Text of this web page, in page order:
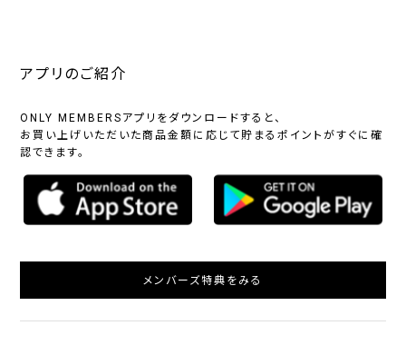
アプリのご紹介
ONLY MEMBERSアプリをダウンロードすると、
お買い上げいただいた商品金額に応じて貯まるポイントがすぐに確
認できます。
メンバーズ特典をみる